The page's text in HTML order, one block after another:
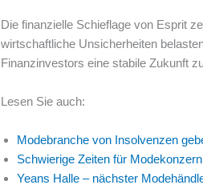
Die finanzielle Schieflage von Esprit
wirtschaftliche Unsicherheiten
Finanzinvestors eine stabile Zukunft
Lesen Sie auch:
Modebranche von Insolvenzen
Schwierige Zeiten für
Yeans Halle – nächster